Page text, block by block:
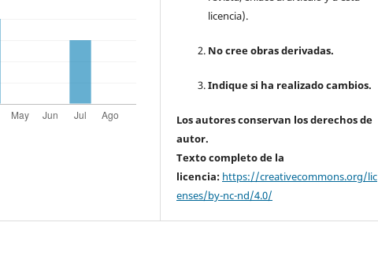
licencia).
No cree obras derivadas.
Indique si ha realizado cambios.
Los autores conservan los derechos de
autor.
Texto completo de la
licencia: https://creativecommons.org/lic
enses/by-nc-nd/4.0/